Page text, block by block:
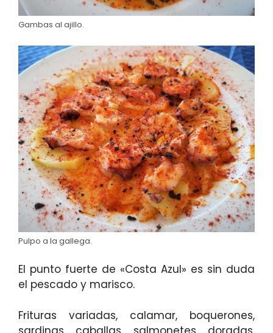
Gambas al ajillo.
Pulpo a la gallega.
El punto fuerte de «Costa Azul» es sin duda
el pescado y marisco.
Frituras variadas, calamar, boquerones,